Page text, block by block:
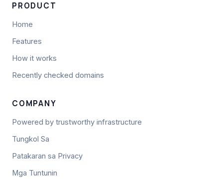
PRODUCT
Home
Features
How it works
Recently checked domains
COMPANY
Powered by trustworthy infrastructure
Tungkol Sa
Patakaran sa Privacy
Mga Tuntunin